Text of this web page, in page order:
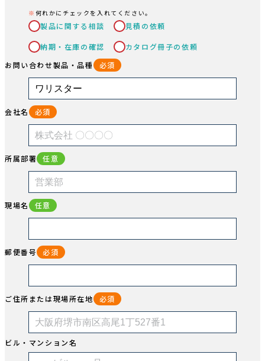
何れかにチェックを入れてください。
製品に関する相談 見積の依頼
納期・在庫の確認
カタログ冊子の依頼
お問い合わせ製品・品種
必須
会社名 必須
所属部署 任意
現場名 任意
郵便番号 必須
ご住所または現場所在地 必須
ビル・マンション名